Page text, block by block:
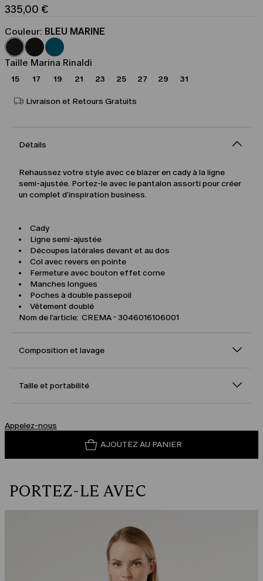
335,00 €
Prix
actuel
335,00
€
Couleur: BLEU MARINE
Taille Marina Rinaldi
15 17 19 21 23 25 27 29 31
Livraison et Retours Gratuits
Détails
Rehaussez votre style avec ce blazer en cady à la ligne
semi-ajustée. Portez-le avec le pantalon assorti pour créer
un complet d’inspiration business.
Cady
Ligne semi-ajustée
Découpes latérales devant et au dos
Col avec revers en pointe
Fermeture avec bouton effet corne
Manches longues
Poches à double passepoil
Vêtement doublé
Nom de l’article: CREMA - 3046016106001
Composition et lavage
Taille et portabilité
Appelez-nous
AJOUTEZ AU PANIER
PORTEZ-LE AVEC